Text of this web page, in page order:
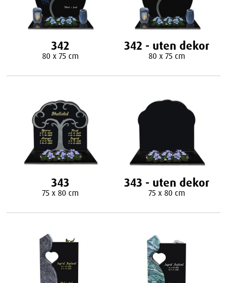
342
80 x 75 cm
342 - uten dekor
80 x 75 cm
343
75 x 80 cm
343 - uten dekor
75 x 80 cm